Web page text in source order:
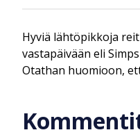
Hyviä lähtöpikkoja
vastapäivään eli
Otathan huomioon,